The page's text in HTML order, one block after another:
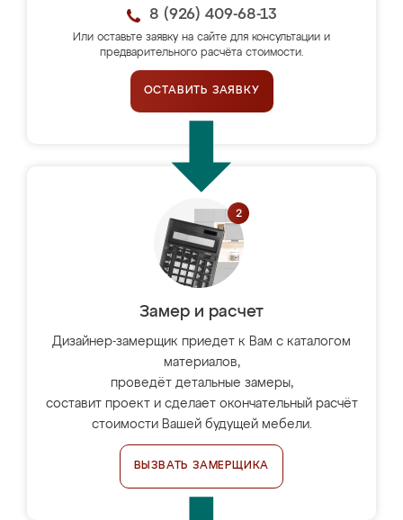
8 (926) 409-68-13
Или оставьте заявку на сайте для консультации и
предварительного расчёта стоимости.
ОСТАВИТЬ ЗАЯВКУ
Замер и расчет
Дизайнер-замерщик приедет к Вам с каталогом
материалов,
проведёт детальные замеры,
составит проект и сделает окончательный расчёт
стоимости Вашей будущей мебели.
ВЫЗВАТЬ ЗАМЕРЩИКА